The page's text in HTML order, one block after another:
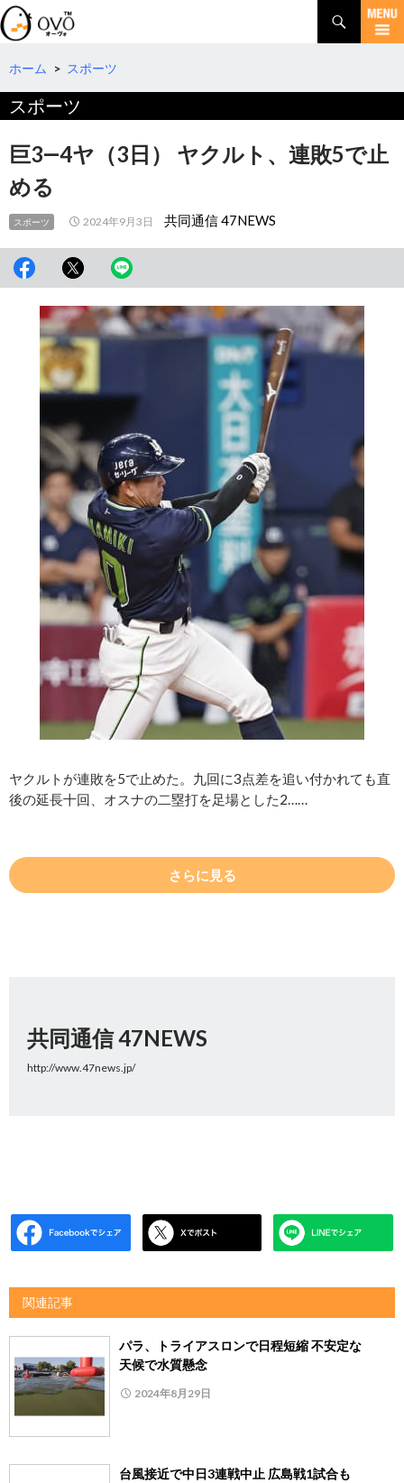
検
索
コ
テ
へ
移
動
ホーム > スポーツ
スポーツ
巨3―4ヤ（3日） ヤクルト、連敗5で止
める
スポーツ 2024年9月3日 共同通信 47NEWS
ヤクルトが連敗を5で止めた。九回に3点差を追い付かれても直
後の延長十回、オスナの二塁打を足場とした2……
さらに見る
共同通信 47NEWS
http://www.47news.jp/
関連記事
パラ、トライアスロンで日程短縮 不安定な
天候で水質懸念
2024年8月29日
台風接近で中日3連戦中止 広島戦1試合も